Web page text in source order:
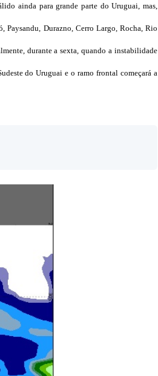
ainda para grande parte do Uruguai, mas,
Paysandu, Durazno, Cerro Largo, Rocha, Rio
durante a sexta, quando a instabilidade
do Uruguai e o ramo frontal começará a